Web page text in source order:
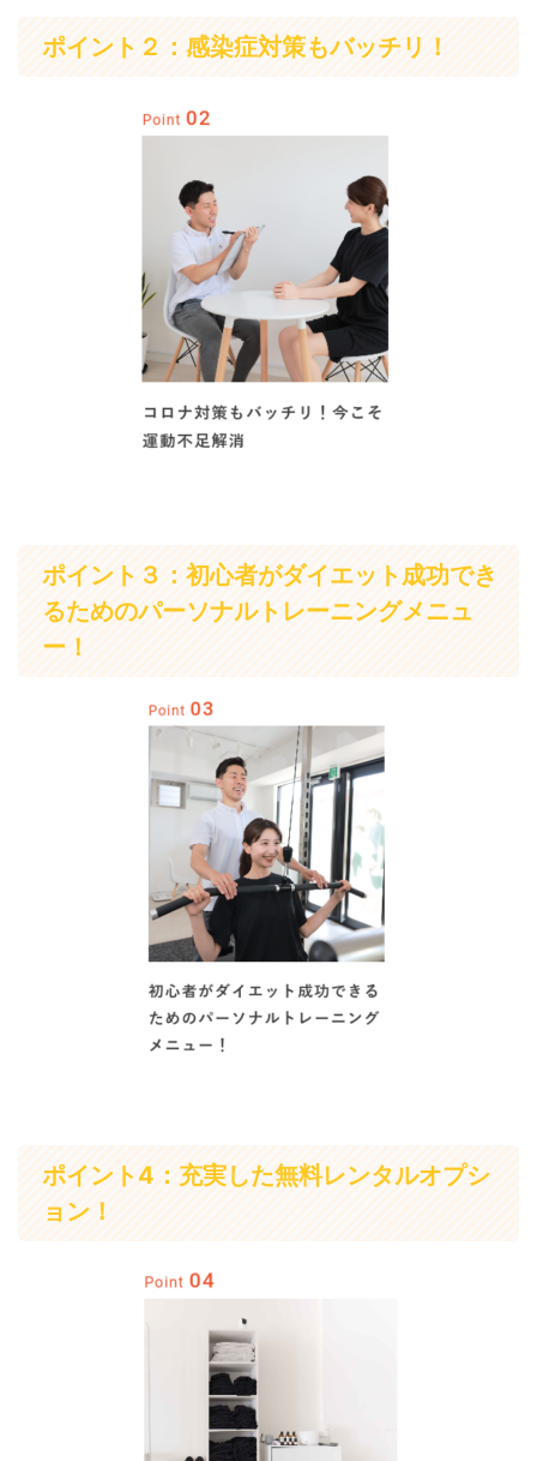
ポイント２：感染症対策もバッチリ！
ポイント３：初心者がダイエット成功でき
るためのパーソナルトレーニングメニュ
ー！
ポイント4：充実した無料レンタルオプシ
ョン！